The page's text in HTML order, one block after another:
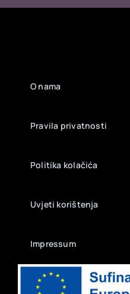
O nama
Pravila privatnosti
Politika kolačića
Uvjeti korištenja
Impressum